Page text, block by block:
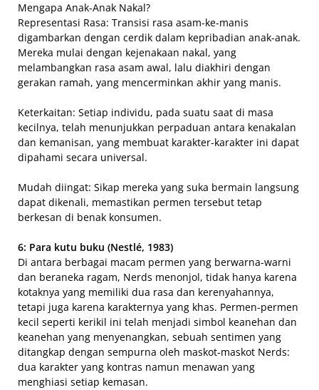
Mengapa Anak-Anak Nakal?
Representasi Rasa: Transisi rasa asam-ke-manis
digambarkan dengan cerdik dalam kepribadian anak-anak.
Mereka mulai dengan kejenakaan nakal, yang
melambangkan rasa asam awal, lalu diakhiri dengan
gerakan ramah, yang mencerminkan akhir yang manis.
Keterkaitan: Setiap individu, pada suatu saat di masa
kecilnya, telah menunjukkan perpaduan antara kenakalan
dan kemanisan, yang membuat karakter-karakter ini dapat
dipahami secara universal.
Mudah diingat: Sikap mereka yang suka bermain langsung
dapat dikenali, memastikan permen tersebut tetap
berkesan di benak konsumen.
6: Para kutu buku (Nestlé, 1983)
Di antara berbagai macam permen yang berwarna-warni
dan beraneka ragam, Nerds menonjol, tidak hanya karena
kotaknya yang memiliki dua rasa dan kerenyahannya,
tetapi juga karena karakternya yang khas. Permen-permen
kecil seperti kerikil ini telah menjadi simbol keanehan dan
keanehan yang menyenangkan, sebuah sentimen yang
ditangkap dengan sempurna oleh maskot-maskot Nerds:
dua karakter yang kontras namun menawan yang
menghiasi setiap kemasan.